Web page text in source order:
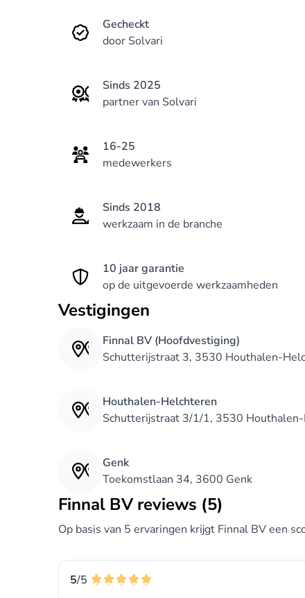
Gecheckt
door Solvari
Sinds 2025
partner van Solvari
16-25
medewerkers
Sinds 2018
werkzaam in de branche
10 jaar garantie
op de uitgevoerde werkzaamheden
Vestigingen
Finnal BV (Hoofdvestiging)
Schutterijstraat 3, 3530 Houthalen-
Houthalen-Helchteren
Schutterijstraat 3/1/1, 3530
Genk
Toekomstlaan 34, 3600 Genk
Finnal BV reviews (5)
Op basis van 5 ervaringen krijgt Finnal BV een
5/5